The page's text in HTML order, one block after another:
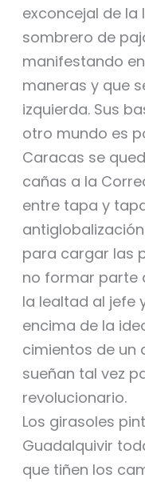
exconcejal de la
sombrero de
manifestando
maneras y que
izquierda. Sus
otro mundo es
Caracas se
cañas a la
entre tapa y
para cargar las
no formar parte
la lealtad al jefe
encima de la
cimientos de un
sueñan tal vez
revolucionario.
Los girasoles
Guadalquivir
que tiñen los